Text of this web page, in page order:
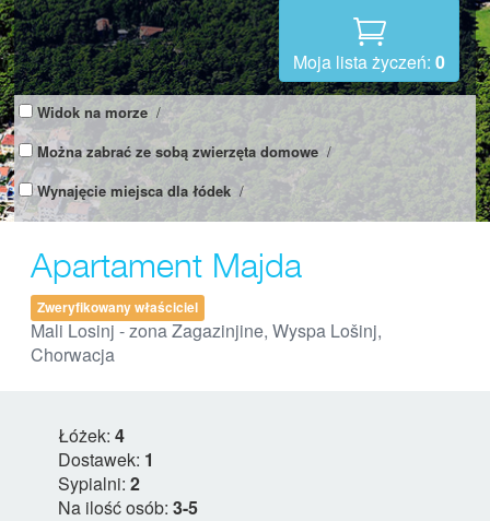
Moja lista życzeń: 0
Widok na morze /
Można zabrać ze sobą zwierzęta domowe /
Wynajęcie miejsca dla łódek /
Apartament Majda
Zweryfikowany właściciel
Mali Losinj - zona Zagazinjine, Wyspa Lošinj,
Chorwacja
Łóżek: 4
Dostawek: 1
Sypialni: 2
Na ilość osób: 3-5